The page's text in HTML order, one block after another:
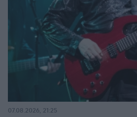
07.08.2026, 21:25